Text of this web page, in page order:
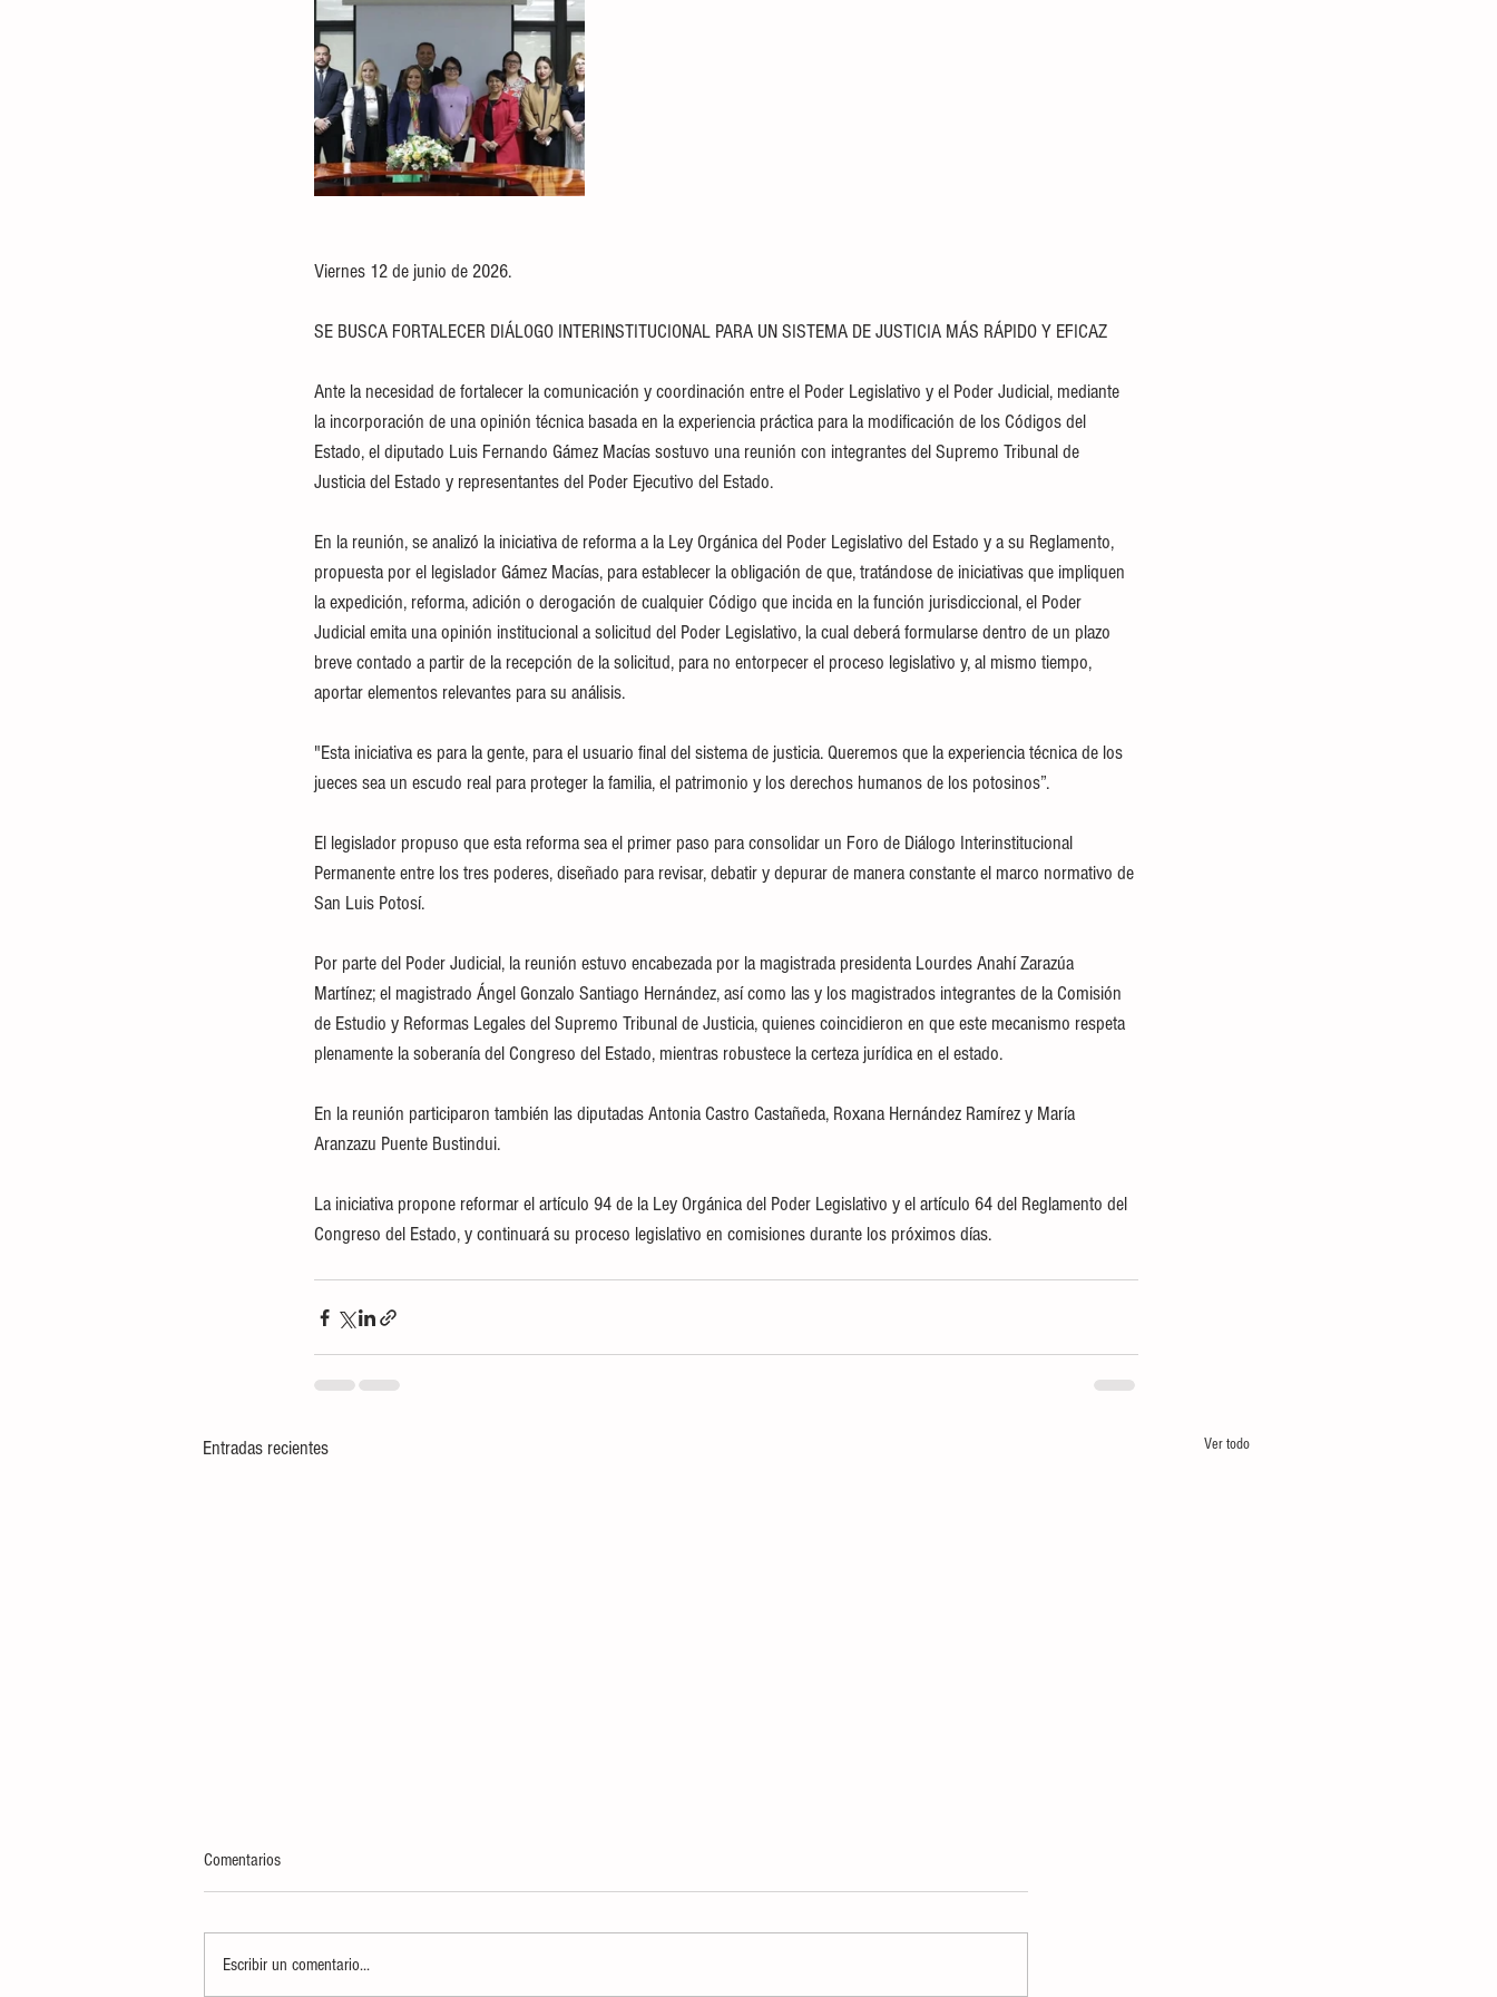
Viernes 12 de junio de 2026.
SE BUSCA FORTALECER DIÁLOGO INTERINSTITUCIONAL PARA UN SISTEMA DE JUSTICIA MÁS RÁPIDO Y EFICAZ
Ante la necesidad de fortalecer la comunicación y coordinación entre el Poder Legislativo y el Poder Judicial, mediante
la incorporación de una opinión técnica basada en la experiencia práctica para la modificación de los Códigos del
Estado, el diputado Luis Fernando Gámez Macías sostuvo una reunión con integrantes del Supremo Tribunal de
Justicia del Estado y representantes del Poder Ejecutivo del Estado.
En la reunión, se analizó la iniciativa de reforma a la Ley Orgánica del Poder Legislativo del Estado y a su Reglamento,
propuesta por el legislador Gámez Macías, para establecer la obligación de que, tratándose de iniciativas que impliquen
la expedición, reforma, adición o derogación de cualquier Código que incida en la función jurisdiccional, el Poder
Judicial emita una opinión institucional a solicitud del Poder Legislativo, la cual deberá formularse dentro de un plazo
breve contado a partir de la recepción de la solicitud, para no entorpecer el proceso legislativo y, al mismo tiempo,
aportar elementos relevantes para su análisis.
​"Esta iniciativa es para la gente, para el usuario final del sistema de justicia. Queremos que la experiencia técnica de los
jueces sea un escudo real para proteger la familia, el patrimonio y los derechos humanos de los potosinos”.
El legislador propuso que esta reforma sea el primer paso para consolidar un Foro de Diálogo Interinstitucional
Permanente entre los tres poderes, diseñado para revisar, debatir y depurar de manera constante el marco normativo de
San Luis Potosí.
​Por parte del Poder Judicial, la reunión estuvo encabezada por la magistrada presidenta Lourdes Anahí Zarazúa
Martínez; el magistrado Ángel Gonzalo Santiago Hernández, así como las y los magistrados integrantes de la Comisión
de Estudio y Reformas Legales del Supremo Tribunal de Justicia, quienes coincidieron en que este mecanismo respeta
plenamente la soberanía del Congreso del Estado, mientras robustece la certeza jurídica en el estado.
​En la reunión participaron también las diputadas Antonia Castro Castañeda, Roxana Hernández Ramírez y María
Aranzazu Puente Bustindui.
​La iniciativa propone reformar el artículo 94 de la Ley Orgánica del Poder Legislativo y el artículo 64 del Reglamento del
Congreso del Estado, y continuará su proceso legislativo en comisiones durante los próximos días.
Entradas recientes Ver todo
Comentarios
Escribir un comentario...